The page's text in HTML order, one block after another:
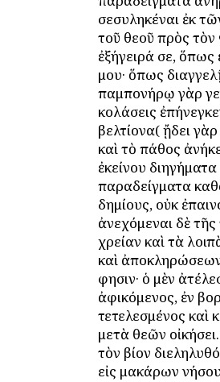
σεσυληκέναι ἐκ
τοῦ θεοῦ πρὸς
ἐξήγειρά σε, ὅπως
μου· ὅπως
παμπονήρῳ γὰρ
κολάσεις
βελτίονα( ᾔδει
καὶ τὸ πάθος
ἐκείνου
παραδείγματα
δημίους, οὐκ
ἀνεχόμεναι δὲ
χρείαν καὶ τὰ
καὶ
φησιν· ὁ μὲν
ἀφικόμενος, ἐν
τετελεσμένος καὶ
μετὰ θεῶν
τὸν βίον
εἰς μακάρων